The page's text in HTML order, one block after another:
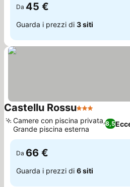
Da 45 €
Guarda i prezzi di 3 siti
Castellu Rossu3 Stelle
8,5
Camere con piscina privata,
Grande piscina esterna
Da 66 €
Guarda i prezzi di 6 siti